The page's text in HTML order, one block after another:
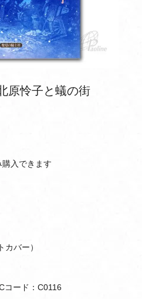
原怜子と蟻の街
購入できます
バー）
ード：C0116